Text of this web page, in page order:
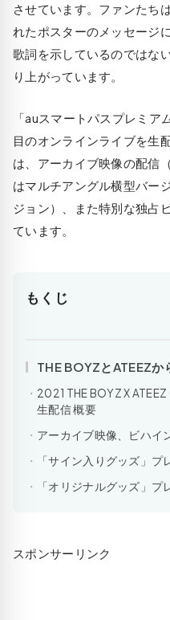
させています。ファンたち
れたポスターのメッセージ
歌詞を示しているのではな
り上がっています。
「auスマートパスプレミ
目のオンラインライブを生
は、アーカイブ映像の配信
はマルチアングル横型バー
ジョン）、また特別な独占
ています。
もくじ
THE BOYZとATEEZか
2021 THE BOYZ X
生配信 概要
アーカイブ映像、ビハイ
「サイン入りグッズ」
「オリジナルグッズ」
スポンサーリンク